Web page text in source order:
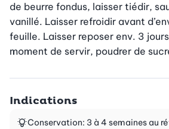
de beurre fondus, laisser tiédir,
vanillé. Laisser refroidir avant
feuille. Laisser reposer env. 3
moment de servir, poudrer de
Indications
Conservation: 3 à 4 semaines au